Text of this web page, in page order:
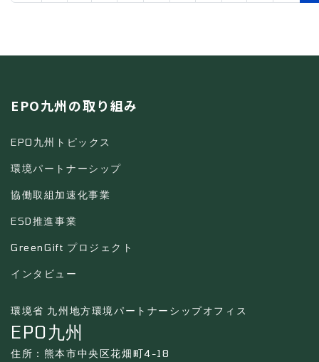
EPO九州の取り組み
EPO九州トピックス
環境パートナーシップ
協働取組加速化事業
ESD推進事業
GreenGift プロジェクト
インタビュー
環境省 九州地方環境パートナーシップオフィス
EPO九州
住所：熊本市中央区花畑町4-18